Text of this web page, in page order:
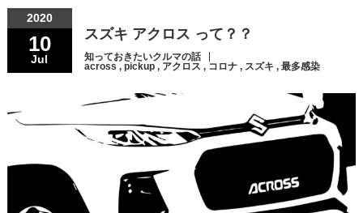
2020
10
Jul
スズキ アクロス って？？
知っておきたいクルマの話
across , pickup, アクロス , コロナ, スズキ , 最多感染